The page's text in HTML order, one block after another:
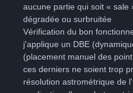
aucune partie qui soit « sale
dégradée ou surbruitée
Vérification du bon
j'applique un DBE
(placement manuel des
ces derniers ne soient trop
résolution astrométrique de